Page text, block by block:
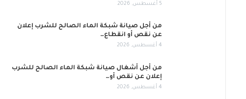
5 أغسطس, 2026
من أجل صيانة شبكة الماء الصالح للشرب إعلان
عن نقص أو انقطاع…
4 أغسطس, 2026
من أجل أشغال صيانة شبكة الماء الصالح للشرب
إعلان عن نقص أو…
4 أغسطس, 2026